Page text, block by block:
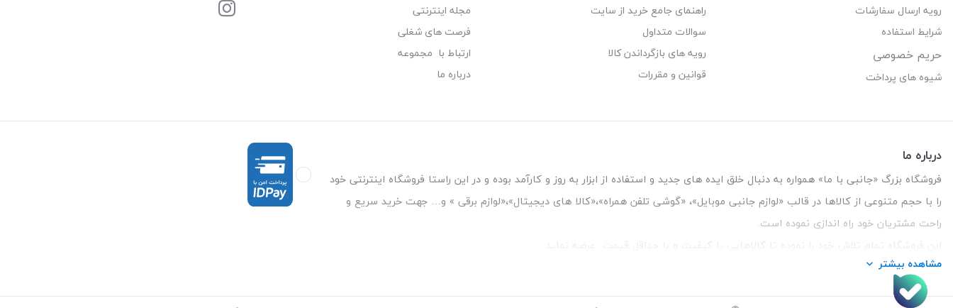
رویه ارسال سفارشات
شرایط استفاده
حریم خصوصی
شیوه های پرداخت
راهنمای جامع خرید از سایت
سوالات متداول
رویه های بازگرداندن کالا
قوانین و مقررات
مجله اینترنتی
فرصت های شغلی
ارتباط با مجموعه
درباره ما
درباره ما
فروشگاه بزرگ «جانبی با ما» همواره به دنبال خلق ایده های جدید و استفاده از ابزار به روز و کارآمد بوده و در این راستا فروشگاه اینترنتی خود
را با حجم متنوعی از کالاها در قالب «لوازم جانبی موبایل»، «گوشی تلفن همراه»،«کالا های دیجیتال»،«لوازم برقی » و… جهت خرید سریع و
راحت مشتریان خود راه اندازی نموده است.
این فروشگاه تمام تلاش خود را نموده تا کالاهایی با کیفیت و با حداقل قیمت عرضه نماید.
تلفن تماس :
مشاهده بیشتر